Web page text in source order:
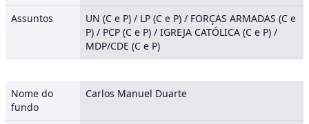
Assuntos
UN (C e P) / LP (C e P) / FORÇAS ARMADAS (C e
P) / PCP (C e P) / IGREJA CATÓLICA (C e P) /
MDP/CDE (C e P)
Nome do
fundo
Carlos Manuel Duarte